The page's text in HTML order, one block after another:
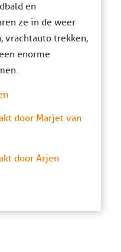
en
ze in de weer
vrachtauto trekken,
enorme
door Marjet van
door Arjen